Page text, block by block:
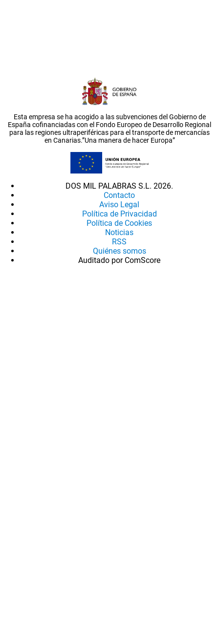
Esta empresa se ha acogido a las subvenciones del Gobierno de
España cofinanciadas con el Fondo Europeo de Desarrollo Regional
para las regiones ultraperiféricas para el transporte de mercancías
en Canarias.”Una manera de hacer Europa”
DOS MIL PALABRAS S.L. 2026.
Contacto
Aviso Legal
Política de Privacidad
Política de Cookies
Noticias
RSS
Quiénes somos
Auditado por ComScore